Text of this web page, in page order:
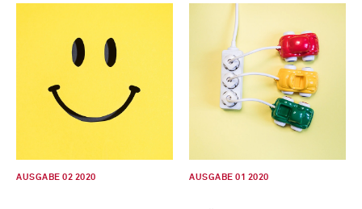
AUSGABE 02 2020 AUSGABE 01 2020